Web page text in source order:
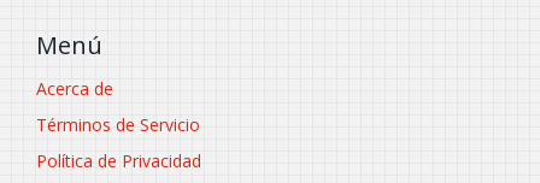
Menú
Acerca de
Términos de Servicio
Política de Privacidad